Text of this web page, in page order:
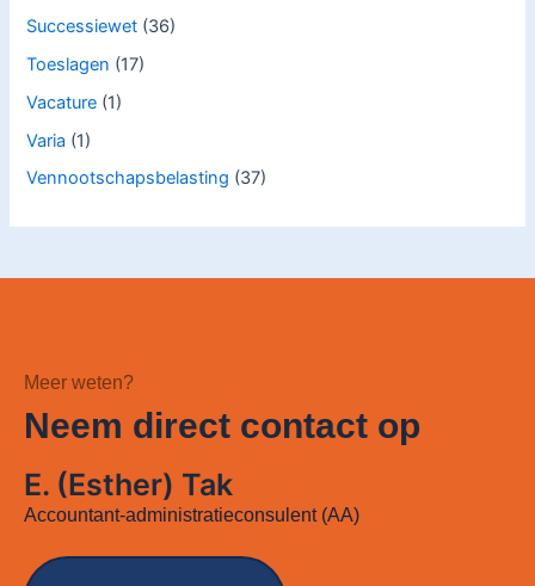
Successiewet (36)
Toeslagen (17)
Vacature (1)
Varia (1)
Vennootschapsbelasting (37)
Meer weten?
Neem direct contact op
E. (Esther) Tak
Accountant-administratieconsulent (AA)